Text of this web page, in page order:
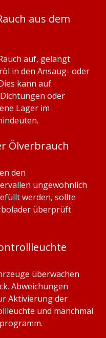
aus dem
auf, gelangt
in den Ansaug- oder
kann auf
oder
Lager im
Ölverbrauch
den
ungewöhnlich
werden, sollte
überprüft
überwachen
Abweichungen
Aktivierung der
und manchmal